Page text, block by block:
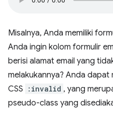
Misalnya, Anda memiliki
Anda ingin kolom formulir
berisi alamat email yang
melakukannya? Anda
CSS
:invalid , yang
pseudo-class yang